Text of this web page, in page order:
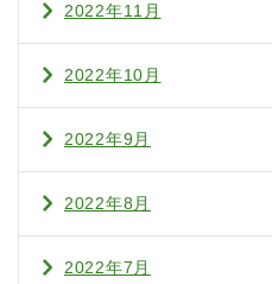
2022年11月
2022年10月
2022年9月
2022年8月
2022年7月